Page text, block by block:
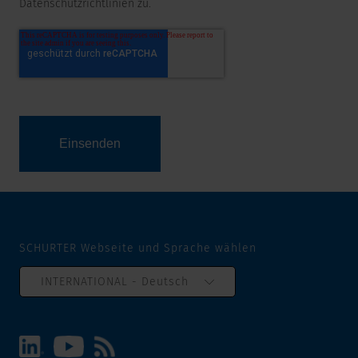
Datenschutzrichtlinien zu.
SCHURTER Webseite und Sprache wählen
INTERNATIONAL - Deutsch